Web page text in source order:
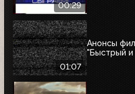
00:29
01:07
Анонсы
"Быстрый